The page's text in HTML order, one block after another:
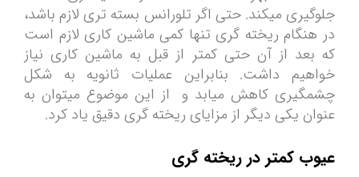
جلوگیری می­کند. حتی اگر تلورانس بسته تری لازم باشد،
در هنگام ریخته ­گری تنها کمی ماشین کاری لازم است
که بعد از آن حتی کمتر از قبل به ماشین کاری نیاز
خواهیم داشت. بنابراین عملیات ثانویه به شکل
چشمگیری کاهش میابد و از این موضوع میتوان به
عنوان یکی دیگر از مزایای ریخته گری دقیق یاد کرد.
عیوب کمتر در ریخته گری